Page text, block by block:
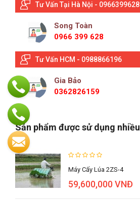
Tư Vấn Tại Hà Nội - 0966399628
Song Toàn
0966 399 628
Tư Vấn HCM - 0988866196
Gia Bảo
0362826159
Sản phẩm được sử dụng nhiều
Máy Cấy Lúa 2ZS-4
59,600,000 VNĐ